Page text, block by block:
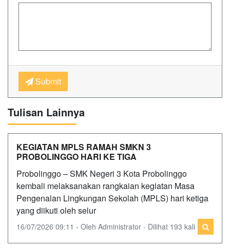
Submit
Tulisan Lainnya
KEGIATAN MPLS RAMAH SMKN 3
PROBOLINGGO HARI KE TIGA
Probolinggo – SMK Negeri 3 Kota Probolinggo
kembali melaksanakan rangkaian kegiatan Masa
Pengenalan Lingkungan Sekolah (MPLS) hari ketiga
yang diikuti oleh selur
16/07/2026 09:11 - Oleh Administrator - Dilihat 193 kali